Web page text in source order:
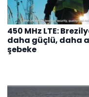
450 MHz LTE:
daha güçlü, daha
şebeke